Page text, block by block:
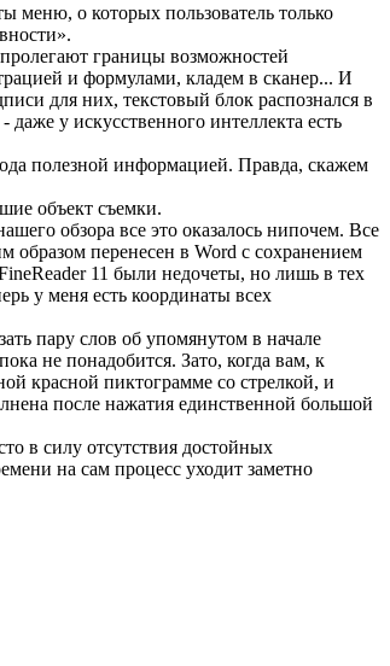
меню, о которых пользователь только
границы возможностей
и формулами, кладем в сканер... И
для них, текстовый блок распознался в
у искусственного интеллекта есть
полезной информацией. Правда, скажем
объект съемки.
обзора все это оказалось нипочем. Все
образом перенесен в Word с сохранением
11 были недочеты, но лишь в тех
у меня есть координаты всех
пару слов об упомянутом в начале
не понадобится. Зато, когда вам, к
красной пиктограмме со стрелкой, и
после нажатия единственной большой
в силу отсутствия достойных
на сам процесс уходит заметно